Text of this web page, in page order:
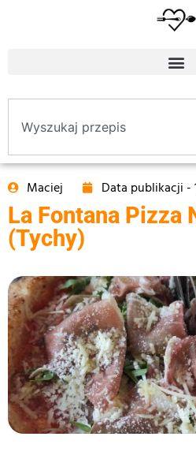
Maciej Data publikacji -
La Fontana Pizza
(Tychy)